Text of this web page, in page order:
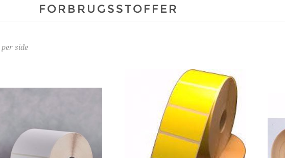
FORBRUGSSTOFFER
per side